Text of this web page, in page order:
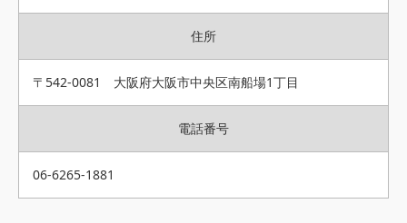
住所
〒542-0081 大阪府大阪市中央区南船場1丁目
電話番号
06-6265-1881